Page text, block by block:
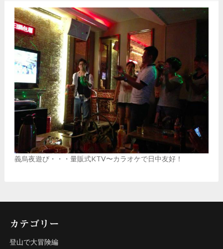
義烏夜遊び・・・量販式KTV〜カラオケで日中友好！
カテゴリー
登山で大冒険編